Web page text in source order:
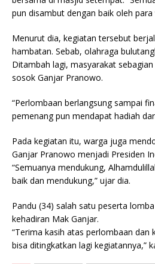
pun disambut dengan baik oleh para
Menurut dia, kegiatan tersebut
hambatan. Sebab, olahraga
Ditambah lagi, masyarakat
sosok Ganjar Pranowo.
“Perlombaan berlangsung sampai
pemenang pun mendapat hadiah
Pada kegiatan itu, warga juga
Ganjar Pranowo menjadi Presiden
“Semuanya mendukung,
baik dan mendukung,” ujar dia.
Pandu (34) salah satu peserta
kehadiran Mak Ganjar.
“Terima kasih atas perlombaan dan
bisa ditingkatkan lagi kegiatannya,”